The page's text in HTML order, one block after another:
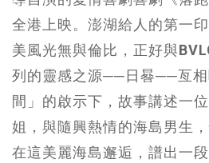
全港上映。澎湖給人的第一
美風光無與倫比，正好與
列的靈感之源──日晷──亙
間」的啟示下，故事講述一
姐，與隨興熱情的海島男生
在這美麗海島邂逅，譜出一